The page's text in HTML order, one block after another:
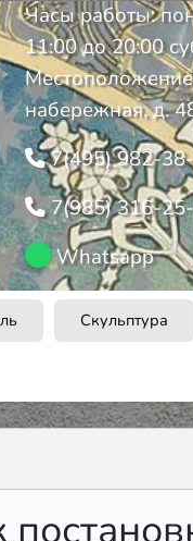
Часы работы:
11:00 до 20:00
набережная, д.
7(495) 982-
7(985) 316-
Whatsapp
Скульптура